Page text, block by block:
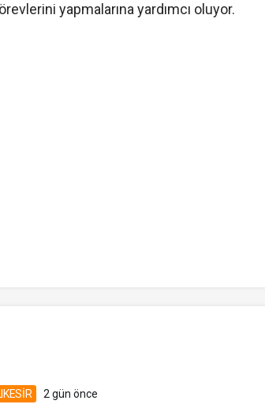
yapmalarına yardımcı oluyor.
2 gün önce